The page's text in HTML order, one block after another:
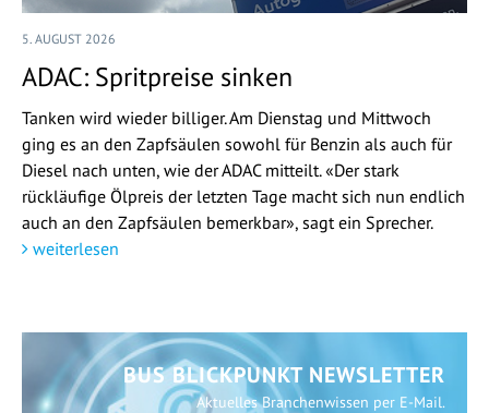
5. AUGUST 2026
ADAC: Spritpreise sinken
Tanken wird wieder billiger. Am Dienstag und Mittwoch
ging es an den Zapfsäulen sowohl für Benzin als auch für
Diesel nach unten, wie der ADAC mitteilt. «Der stark
rückläufige Ölpreis der letzten Tage macht sich nun endlich
auch an den Zapfsäulen bemerkbar», sagt ein Sprecher.
weiterlesen
BUS BLICKPUNKT NEWSLETTER
Aktuelles Branchenwissen per E-Mail.